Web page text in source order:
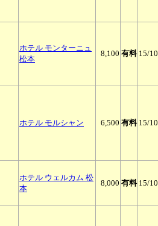
ホテル モンターニュ
松本
8,100 有料 15/10
ホテル モルシャン 6,500 有料 15/10
ホテル ウェルカム 松
本
8,000 有料 15/10